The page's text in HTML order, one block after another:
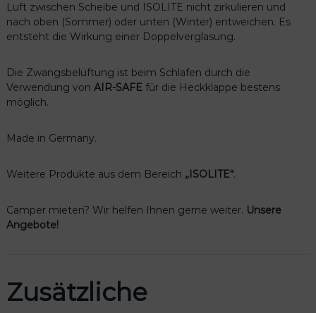
e
,
V
T
6
.
T
/
m
i
W
Luft zwischen Scheibe und ISOLITE nicht zirkulieren und
nach oben (Sommer) oder unten (Winter) entweichen. Es
entsteht die Wirkung einer Doppelverglasung.
Die Zwangsbelüftung ist beim Schlafen durch die
Verwendung von AIR-SAFEfür die Heckklappe bestens
möglich.
Made in Germany.
Weitere Produkte aus dem Bereich „ISOLITE“.
Camper mieten? Wir helfen Ihnen gerne weiter. Unsere
Angebote!
Zusätzliche